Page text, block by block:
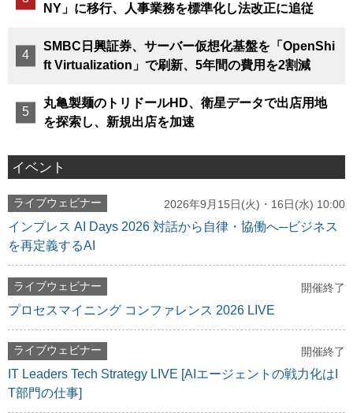
NY」に移行、人事業務を標準化し法改正に追従
SMBC日興証券、サーバー仮想化基盤を「OpenShi
ft Virtualization」で刷新、5年間の費用を2割減
丸亀製麺のトリドールHD、衛星データで出店用地
を探索し、新規出店を加速
イベント
ライブウェビナー 2026年9月15日(火)・16日(水) 10:00
インプレス AI Days 2026 対話から自律・協働へ─ビジネス
を再定義するAI
ライブウェビナー 開催終了
プロセスマイニング コンファレンス 2026 LIVE
ライブウェビナー 開催終了
IT Leaders Tech Strategy LIVE [AIエージェントの戦力化はI
T部門の仕事]